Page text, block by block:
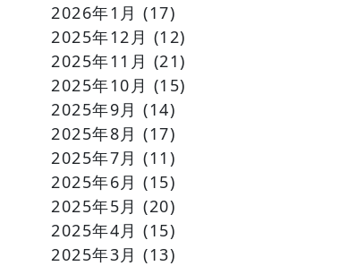
2026年1月 (17)
2025年12月 (12)
2025年11月 (21)
2025年10月 (15)
2025年9月 (14)
2025年8月 (17)
2025年7月 (11)
2025年6月 (15)
2025年5月 (20)
2025年4月 (15)
2025年3月 (13)